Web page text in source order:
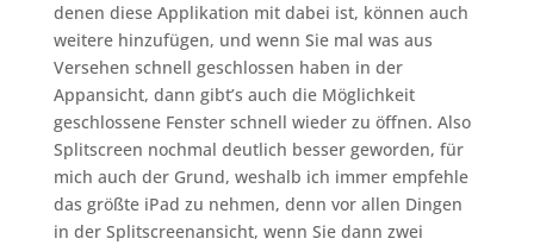
denen diese Applikation mit dabei ist, können auch
weitere hinzufügen, und wenn Sie mal was aus
Versehen schnell geschlossen haben in der
Appansicht, dann gibt’s auch die Möglichkeit
geschlossene Fenster schnell wieder zu öffnen. Also
Splitscreen nochmal deutlich besser geworden, für
mich auch der Grund, weshalb ich immer empfehle
das größte iPad zu nehmen, denn vor allen Dingen
in der Splitscreenansicht, wenn Sie dann zwei